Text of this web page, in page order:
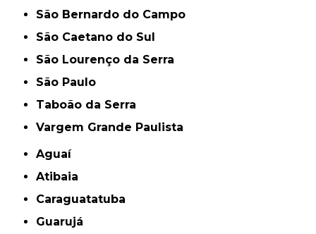
São Bernardo do Campo
São Caetano do Sul
São Lourenço da Serra
São Paulo
Taboão da Serra
Vargem Grande Paulista
Aguaí
Atibaia
Caraguatatuba
Guarujá